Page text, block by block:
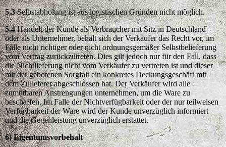
5.3Selbstabholung ist aus logistischen Gründen nicht möglich.
5.4Handelt der Kunde als Verbraucher mit Sitz in Deutschland
oder als Unternehmer, behält sich der Verkäufer das Recht vor, im
Falle nicht richtiger oder nicht ordnungsgemäßer Selbstbelieferung
vom Vertrag zurückzutreten. Dies gilt jedoch nur für den Fall, dass
die Nichtlieferung nicht vom Verkäufer zu vertreten ist und dieser
mit der gebotenen Sorgfalt ein konkretes Deckungsgeschäft mit
dem Zulieferer abgeschlossen hat. Der Verkäufer wird alle
zumutbaren Anstrengungen unternehmen, um die Ware zu
beschaffen. Im Falle der Nichtverfügbarkeit oder der nur teilweisen
Verfügbarkeit der Ware wird der Kunde unverzüglich informiert
und die Gegenleistung unverzüglich erstattet.
6) Eigentumsvorbehalt